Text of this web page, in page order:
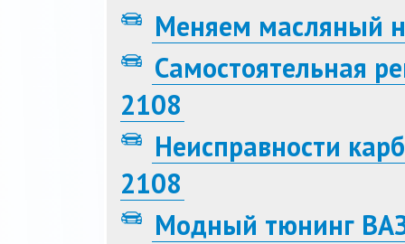
Меняем масляный
Самостоятельная
2108
Неисправности
2108
Модный тюнинг